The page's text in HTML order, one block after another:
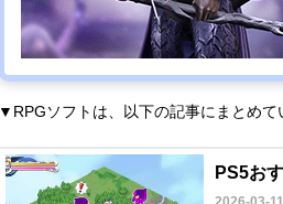
▼RPGソフトは、以下の記事にまとめて
PS5お